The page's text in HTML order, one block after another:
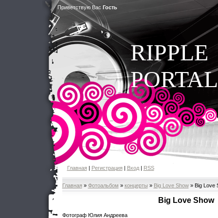
Приветствую Вас Гость
RIPPLE
PORTAL
Главная| Регистрация| Вход| RSS
Главная » Фотоальбом » концерты » Big Love Show» Big Love
Big Love Show
Фотограф Юлия Андреева